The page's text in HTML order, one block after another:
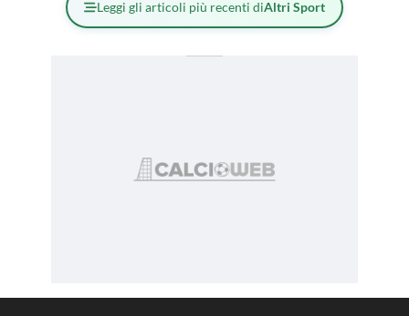
Leggi gli articoli più recenti diAltri Sport